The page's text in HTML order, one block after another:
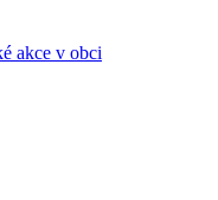
akce v obci